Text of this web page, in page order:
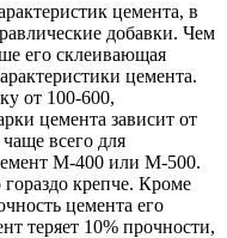
цемента, в
добавки. Чем
его склеивающая
цемента.
от 100-600,
цемента зависит от
всего для
М-400 или М-500.
крепче. Кроме
цемента его
теряет 10% прочности,